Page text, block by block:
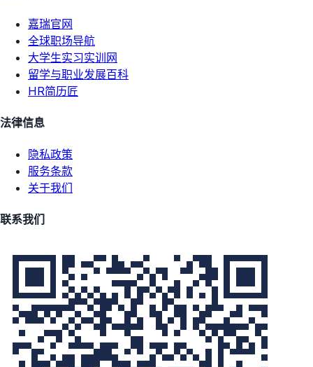
嘉瑞官网
全球职场导航
大学生实习实训网
留学与职业发展百科
HR简历匠
法律信息
隐私政策
服务条款
关于我们
联系我们